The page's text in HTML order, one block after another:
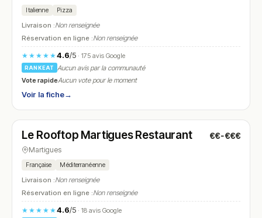
Italienne Pizza
Livraison :Non renseignée
Réservation en ligne :Non renseignée
★★★★★4.6/5· 175 avis Google
RANKEAT
Aucun avis par la communauté
Vote rapideAucun vote pour le moment
Voir la fiche→
N° 28
Le Rooftop Martigues Restaurant €€-€€€
Martigues
Française Méditerranéenne
Livraison :Non renseignée
Réservation en ligne :Non renseignée
★★★★★4.6/5· 18 avis Google